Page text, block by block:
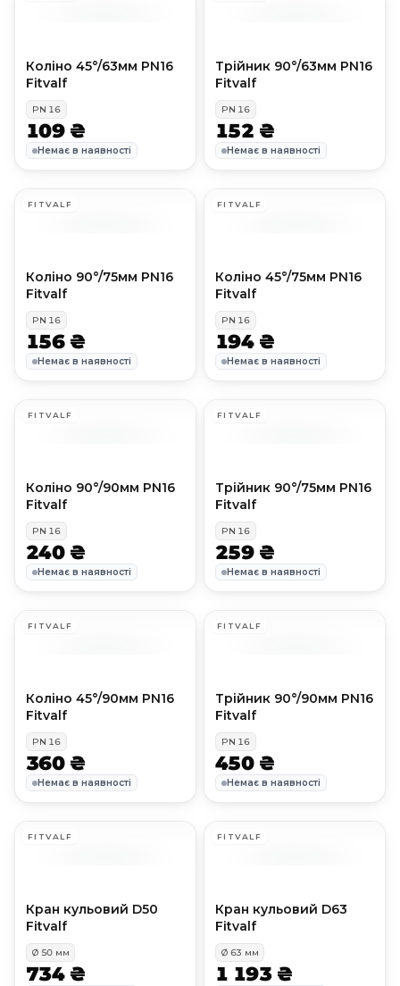
Коліно 45°/63мм PN16
Fitvalf
PN 16
109 ₴
Немає в наявності
Трійник 90°/63мм PN16
Fitvalf
PN 16
152 ₴
Немає в наявності
FITVALF
Коліно 90°/75мм PN16
Fitvalf
PN 16
156 ₴
Немає в наявності
FITVALF
Коліно 45°/75мм PN16
Fitvalf
PN 16
194 ₴
Немає в наявності
FITVALF
Коліно 90°/90мм PN16
Fitvalf
PN 16
240 ₴
Немає в наявності
FITVALF
Трійник 90°/75мм PN16
Fitvalf
PN 16
259 ₴
Немає в наявності
FITVALF
Коліно 45°/90мм PN16
Fitvalf
PN 16
360 ₴
Немає в наявності
FITVALF
Трійник 90°/90мм PN16
Fitvalf
PN 16
450 ₴
Немає в наявності
FITVALF
Кран кульовий D50
Fitvalf
Ø 50 мм
734 ₴
FITVALF
Кран кульовий D63
Fitvalf
Ø 63 мм
1 193 ₴